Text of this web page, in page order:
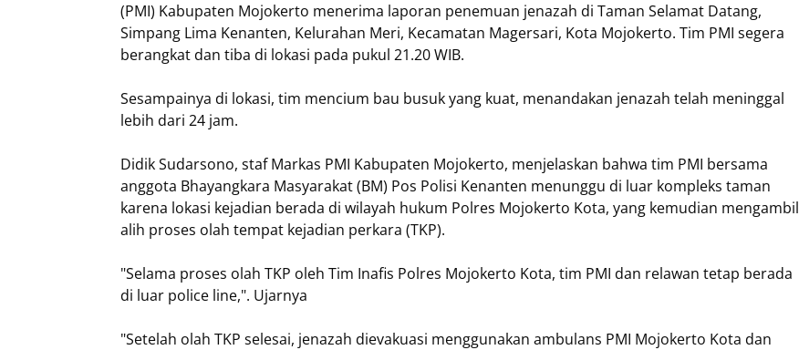
(PMI) Kabupaten Mojokerto menerima laporan penemuan jenazah di Taman Selamat Datang,
Simpang Lima Kenanten, Kelurahan Meri, Kecamatan Magersari, Kota Mojokerto. Tim PMI segera
berangkat dan tiba di lokasi pada pukul 21.20 WIB.
Sesampainya di lokasi, tim mencium bau busuk yang kuat, menandakan jenazah telah meninggal
lebih dari 24 jam.
Didik Sudarsono, staf Markas PMI Kabupaten Mojokerto, menjelaskan bahwa tim PMI bersama
anggota Bhayangkara Masyarakat (BM) Pos Polisi Kenanten menunggu di luar kompleks taman
karena lokasi kejadian berada di wilayah hukum Polres Mojokerto Kota, yang kemudian mengambil
alih proses olah tempat kejadian perkara (TKP).
"Selama proses olah TKP oleh Tim Inafis Polres Mojokerto Kota, tim PMI dan relawan tetap berada
di luar police line,". Ujarnya
"Setelah olah TKP selesai, jenazah dievakuasi menggunakan ambulans PMI Mojokerto Kota dan